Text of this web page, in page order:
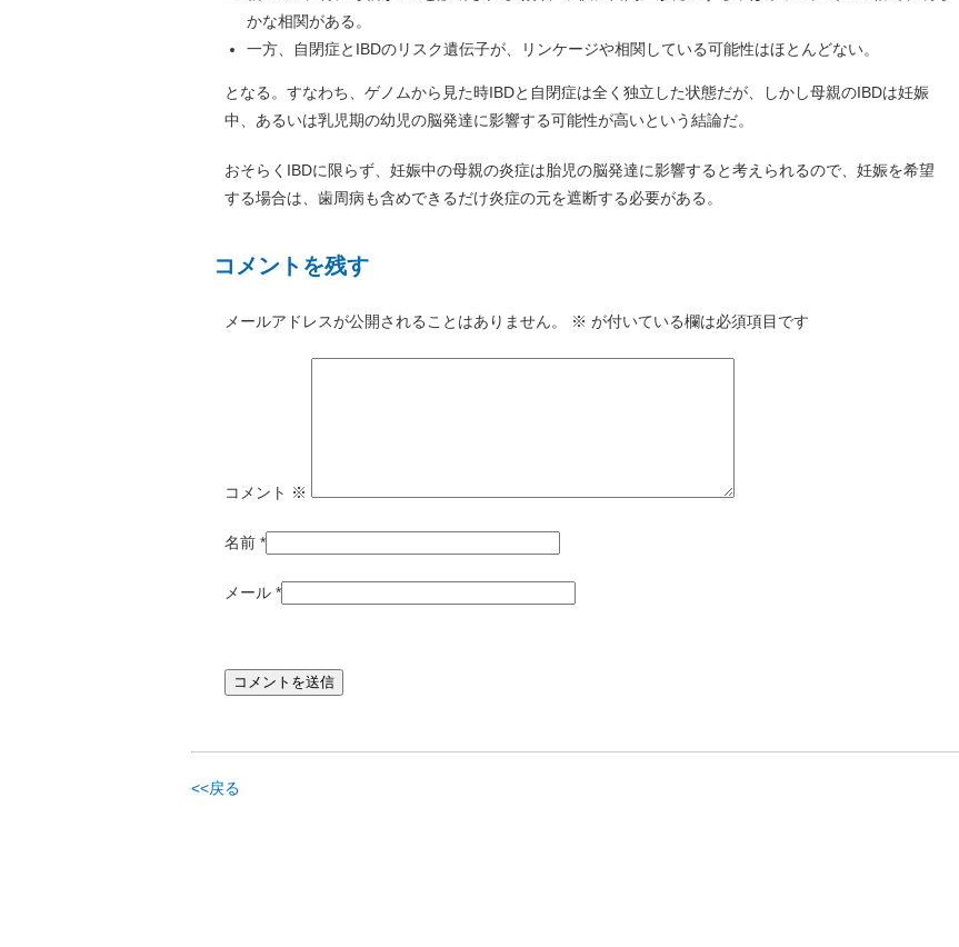
かな相関がある。
一方、自閉症とIBDのリスク遺伝子が、リンケージや相関している可能性はほとんどない。
となる。すなわち、ゲノムから見た時IBDと自閉症は全く独立した状態だが、しかし母親のIBDは妊娠
中、あるいは乳児期の幼児の脳発達に影響する可能性が高いという結論だ。
おそらくIBDに限らず、妊娠中の母親の炎症は胎児の脳発達に影響すると考えられるので、妊娠を希望
する場合は、歯周病も含めできるだけ炎症の元を遮断する必要がある。
コメントを残す
メールアドレスが公開されることはありません。 ※ が付いている欄は必須項目です
コメント ※
名前 *
メール *
<<戻る